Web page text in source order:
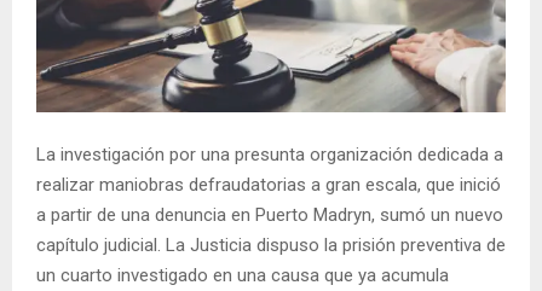
La investigación por una presunta organización dedicada a
realizar maniobras defraudatorias a gran escala, que inició
a partir de una denuncia en Puerto Madryn, sumó un nuevo
capítulo judicial. La Justicia dispuso la prisión preventiva de
un cuarto investigado en una causa que ya acumula